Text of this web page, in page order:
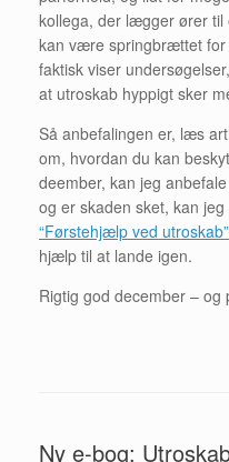
kollega, der lægger ører til
kan være springbrættet for
faktisk viser
at utroskab hyppigt sker
Så anbefalingen er, læs
om, hvordan du kan
deember, kan jeg
og er skaden sket, kan
“Førstehjælp ved utroskab”
hjælp til at lande igen.
Rigtig god december –
Ny e-bog: